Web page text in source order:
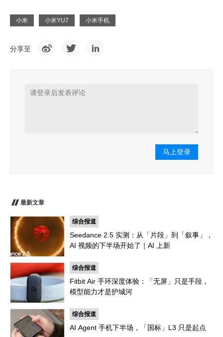
小米 小米YU7 小米手机
分享至
马上登录
最新文章
综合报道
Seedance 2.5 实测：从「片段」到「叙事」，
AI 视频的下半场开始了｜AI 上新
综合报道
Fitbit Air 手环深度体验：「无屏」只是手段，
模型能力才是护城河
综合报道
AI Agent 手机下半场，「国标」L3 只是起点